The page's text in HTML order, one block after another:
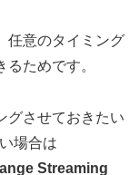
任意のタイミング
ためです。
グさせておきたい
場合は
Streaming